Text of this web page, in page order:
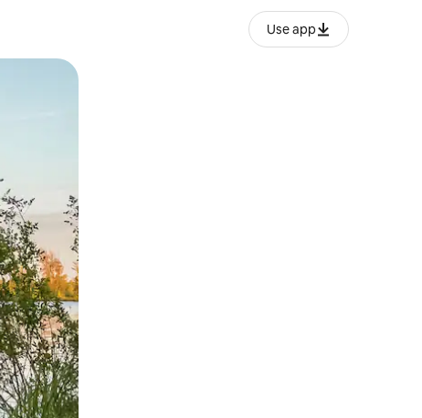
Use app